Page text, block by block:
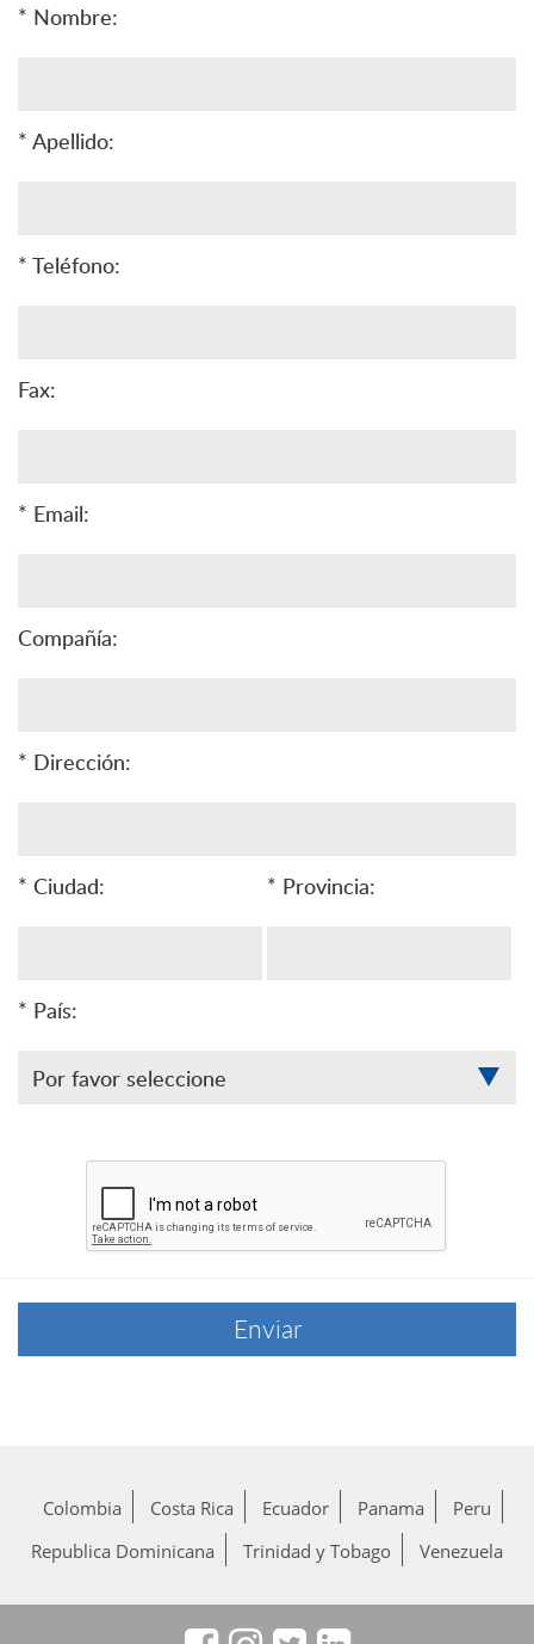
* Nombre:
* Apellido:
* Teléfono:
Fax:
* Email:
Compañía:
* Dirección:
* Ciudad: * Provincia:
* País:
Colombia Costa Rica Ecuador Panama
Peru
Republica Dominicana
Trinidad y Tobago Venezuela